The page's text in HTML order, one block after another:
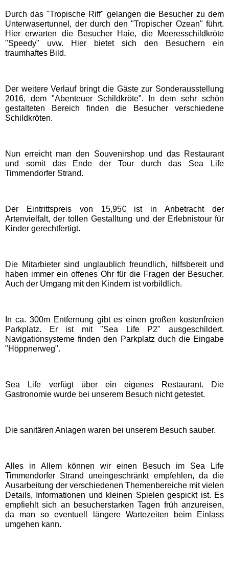
Nordrhein-Westfalen
Freizeitparks
Irrland Kevelaer
PanoramaPark
potts park
Wunderland Kalkar
Freizeitparks
Eifelpark
Wild- & Freizeitpark Klotten
Tolk-Schau
Schwimmbäder
Durch das "Tropische Riff" gelangen die Besucher zu dem
Unterwasertunnel, der durch den "Tropischer Ozean" führt.
Hier erwarten die Besucher Haie, die Meeresschildkröte
"Speedy" uvw. Hier bietet sich den Besuchern ein
traumhaftes Bild.
Der weitere Verlauf bringt die Gäste zur Sonderausstellung
2016, dem "Abenteuer Schildkröte". In dem sehr schön
gestalteten Bereich finden die Besucher verschiedene
Schildkröten.
Nun erreicht man den Souvenirshop und das Restaurant
und somit das Ende der Tour durch das Sea Life
Timmendorfer Strand.
Der Eintrittspreis von 15,95€ ist in Anbetracht der
Artenvielfalt, der tollen Gestalltung und der Erlebnistour für
Kinder gerechtfertigt.
Die Mitarbieter sind unglaublich freundlich, hilfsbereit und
haben immer ein offenes Ohr für die Fragen der Besucher.
Auch der Umgang mit den Kindern ist vorbildlich.
In ca. 300m Entfernung gibt es einen großen kostenfreien
Parkplatz. Er ist mit "Sea Life P2" ausgeschildert.
Navigationsysteme finden den Parkplatz duch die Eingabe
"Höppnerweg".
Sea Life verfügt über ein eigenes Restaurant. Die
Gastronomie wurde bei unserem Besuch nicht getestet.
Die sanitären Anlagen waren bei unserem Besuch sauber.
Alles in Allem können wir einen Besuch im Sea Life
Timmendorfer Strand uneingeschränkt empfehlen, da die
Ausarbeitung der verschiedenen Themenbereiche mit vielen
Details, Informationen und kleinen Spielen gespickt ist. Es
empfiehlt sich an besucherstarken Tagen früh anzureisen,
da man so eventuell längere Wartezeiten beim Einlass
umgehen kann.